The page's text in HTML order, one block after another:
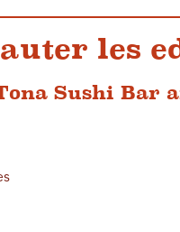
les
Sushi Bar